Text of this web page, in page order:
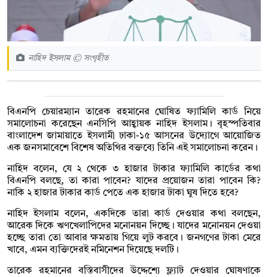
নাহিদ ইসলাম © সংগৃহীত
বিএনপি চেয়ারম্যান তারেক রহমানের ঘোষিত ফ্যামিলি কার্ড নিয়ে
সমালোচনা করেছেন এনসিপি আহ্বায়ক নাহিদ ইসলাম। বৃহস্পতিবার
বাংলাদেশ জামায়াতে ইসলামী ঢাকা-১৫ আসনের উদ্যোগে আয়োজিত
এক জনসমাবেশে বিশেষ অতিথির বক্তব্যে তিনি এই সমালোচনা করেন।
নাহিদ বলেন, যে ২ থেকে ৩ হাজার টাকার ফ্যামিলি কার্ডের কথা
বিএনপি বলছে, তা কারা পাবেন? যাদের প্রয়োজন তারা পাবেন কি?
নাকি ২ হাজার টাকার কার্ড পেতে এক হাজার টাকা ঘুষ দিতে হবে?
নাহিদ ইসলাম বলেন, একদিকে তারা কার্ড দেওয়ার কথা বলছেন,
আরেক দিকে ঋণখেলাপিদের মনোনয়ন দিচ্ছে। যাদের মনোনয়ন দেওয়া
হচ্ছে তারা তো আবার ক্ষমতায় গিয়ে লুট করবে। জনগণের টাকা মেরে
খাবে, এমন ব্যক্তিদেরই নমিনেশন দিয়েছে দলটি।
তারেক রহমানের বস্তিবাসীদের উদ্দেশ্যে ফ্ল্যাট দেওয়ার ঘোষণাকে